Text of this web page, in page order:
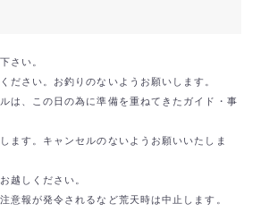
さい。
ださい。お釣りのないようお願いします。
は、この日の為に準備を重ねてきたガイド・事
ます。キャンセルのないようお願いいたしま
越しください。
意報が発令されるなど荒天時は中止します。